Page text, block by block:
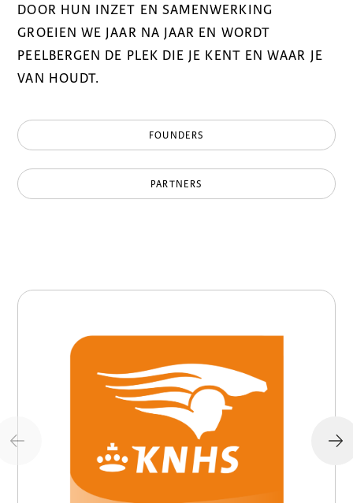
DOOR HUN INZET EN SAMENWERKING
GROEIEN WE JAAR NA JAAR EN WORDT
PEELBERGEN DE PLEK DIE JE KENT EN WAAR JE
VAN HOUDT.
FOUNDERS
PARTNERS